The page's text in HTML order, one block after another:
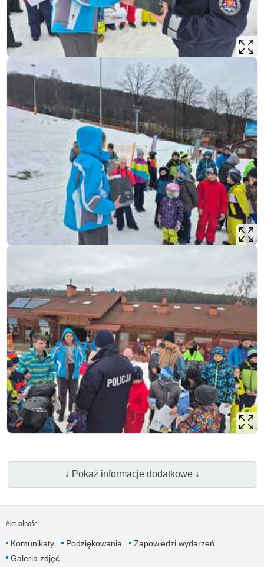
↓ Pokaż informacje dodatkowe ↓
Aktualności
Komunikaty Podziękowania
Zapowiedzi wydarzeń
Galeria zdjęć